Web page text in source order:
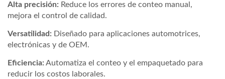
Alta precisión: Reduce los errores de conteo manual,
mejora el control de calidad.
Versatilidad: Diseñado para aplicaciones automotrices,
electrónicas y de OEM.
Eficiencia: Automatiza el conteo y el empaquetado para
reducir los costos laborales.